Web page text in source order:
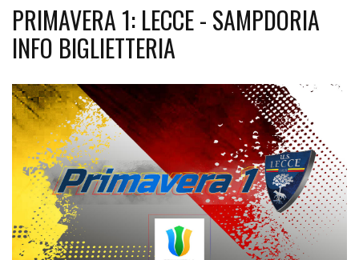
PRIMAVERA 1: LECCE - SAMPDORIA
INFO BIGLIETTERIA